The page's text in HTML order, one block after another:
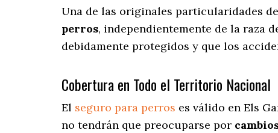
Una de las originales particularidades
perros, independientemente de la raza
debidamente protegidos y que los
Cobertura en Todo el Territorio Nacional
El seguro para perros es válido en Els
no tendrán que preocuparse por